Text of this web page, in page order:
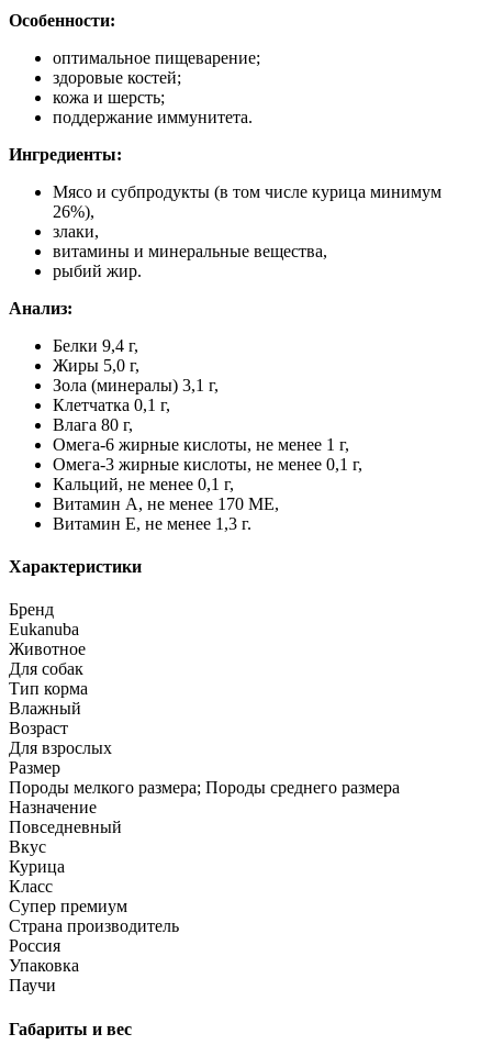
Особенности:
оптимальное пищеварение;
здоровые костей;
кожа и шерсть;
поддержание иммунитета.
Ингредиенты:
Мясо и субпродукты (в том числе курица минимум
26%),
злаки,
витамины и минеральные вещества,
рыбий жир.
Анализ:
Белки 9,4 г,
Жиры 5,0 г,
Зола (минералы) 3,1 г,
Клетчатка 0,1 г,
Влага 80 г,
Омега-6 жирные кислоты, не менее 1 г,
Омега-3 жирные кислоты, не менее 0,1 г,
Кальций, не менее 0,1 г,
Витамин А, не менее 170 МЕ,
Витамин Е, не менее 1,3 г.
Характеристики
Бренд
Eukanuba
Животное
Для собак
Тип корма
Влажный
Возраст
Для взрослых
Размер
Породы мелкого размера; Породы среднего размера
Назначение
Повседневный
Вкус
Курица
Класс
Супер премиум
Страна производитель
Россия
Упаковка
Паучи
Габариты и вес